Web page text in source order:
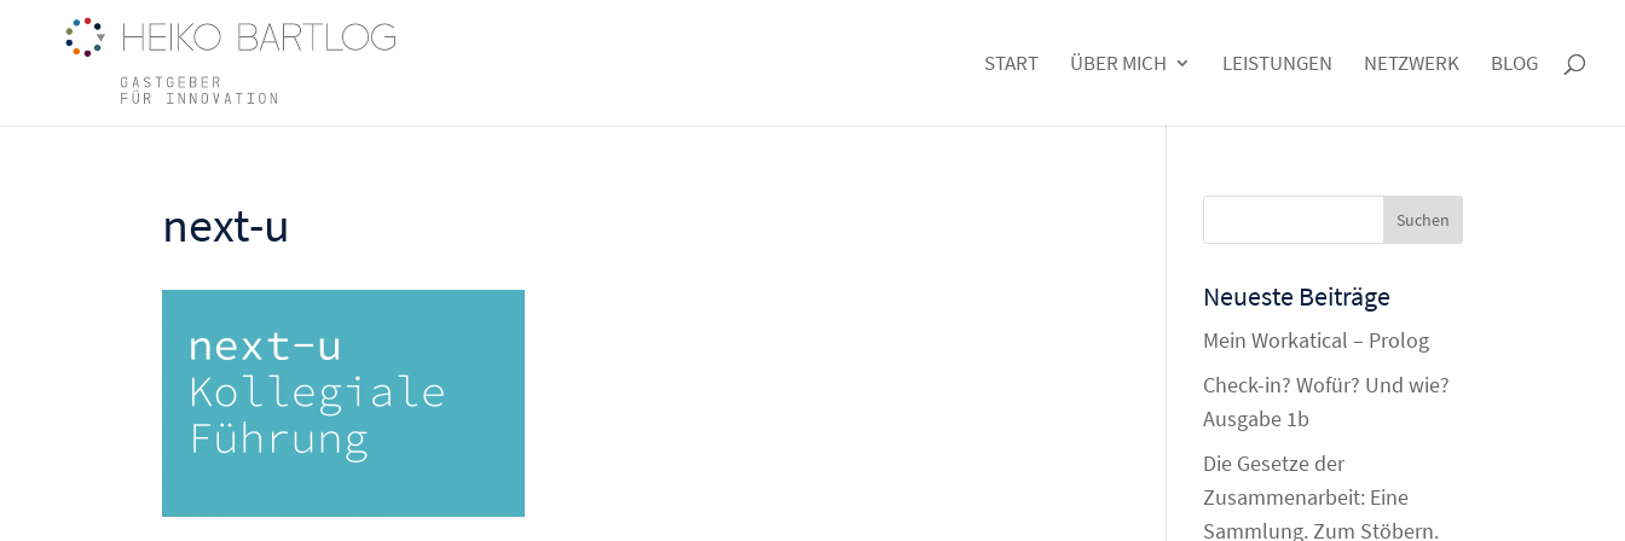
START ÜBER MICH LEISTUNGEN NETZWERK BLOG
next-u
Neueste Beiträge
Mein Workatical – Prolog
Check-in? Wofür? Und wie?
Ausgabe 1b
Die Gesetze der
Zusammenarbeit: Eine
Sammlung. Zum Stöbern.